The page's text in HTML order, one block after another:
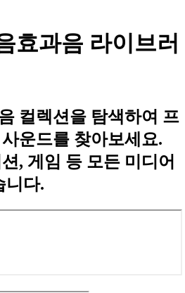
효과음 라이브러
컬렉션을 탐색하여 프
운드를 찾아보세요.
, 게임 등 모든 미디어
니다.